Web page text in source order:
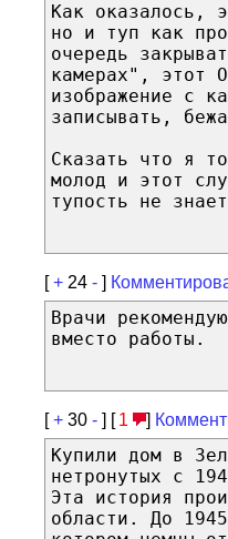
Как оказалось,
но и туп как
очередь
камерах", этот
изображение с
записывать,
Сказать что я
молод и этот
тупость не
[+ 24 - ]
Врачи
вместо работы.
[+ 30 - ] [ 1 ]
Купили дом в
нетронутых с
Эта история
области. До